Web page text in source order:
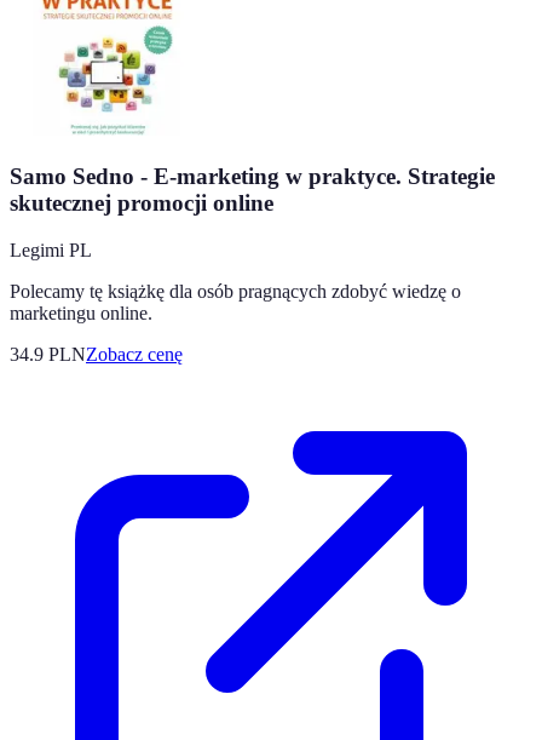
Samo Sedno - E-marketing w praktyce. Strategie
skutecznej promocji online
Legimi PL
Polecamy tę książkę dla osób pragnących zdobyć wiedzę o
marketingu online.
34.9 PLNZobacz cenę